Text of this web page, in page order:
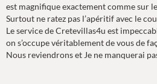
est magnifique exactement comme sur
Surtout ne ratez pas l’apéritif avec le
Le service de Cretevillas4u est
on s’occupe véritablement de vous de
Nous reviendrons et Je ne manquerai